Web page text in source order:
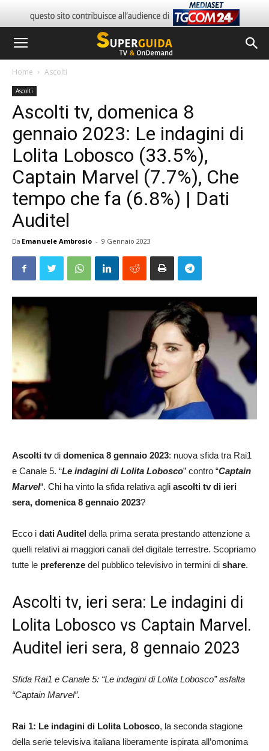
Home Ascolti
Ascolti
Ascolti tv, domenica 8
gennaio 2023: Le indagini di
Lolita Lobosco (33.5%),
Captain Marvel (7.7%), Che
tempo che fa (6.8%) | Dati
Auditel
Da Emanuele Ambrosio - 9 Gennaio 2023
Ascolti tvdi domenica 8 gennaio 2023: nuova sfida tra Rai1
e Canale 5. “Le indagini di Lolita Lobosco” contro “Captain
Marvel“. Chi ha vinto la sfida relativa agli ascolti tv di ieri
sera, domenica 8 gennaio 2023?
Ecco i dati Auditel della prima serata prestando attenzione a
quelli relativi ai maggiori canali del digitale terrestre. Scopriamo
tutte le preferenze del pubblico televisivo in termini di share.
Ascolti tv, ieri sera: Le indagini di
Lolita Lobosco vs Captain Marvel.
Auditel ieri sera, 8 gennaio 2023
Sfida Rai1 e Canale 5: “Le indagini di Lolita Lobosco” asfalta
“Captain Marvel”.
Rai 1: Le indagini di Lolita Lobosco, la seconda stagione
della serie televisiva italiana liberamente ispirata all’omonima